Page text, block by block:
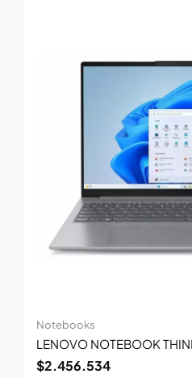
Notebooks
LENOVO NOTEBOOK
$2.456.534